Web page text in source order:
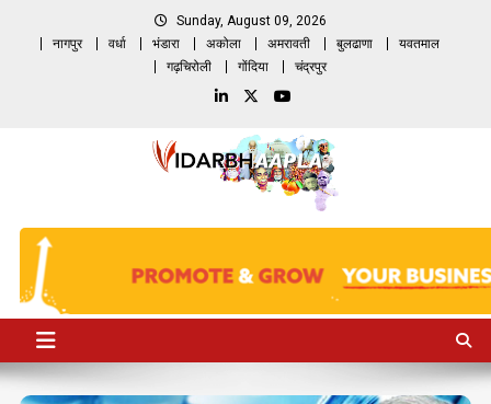
Sunday, August 09, 2026
नागपुर
वर्धा भंडारा अकोला अमरावती बुलढाणा
यवतमाल
गढ़चिरोली
गोंदिया चंद्रपुर